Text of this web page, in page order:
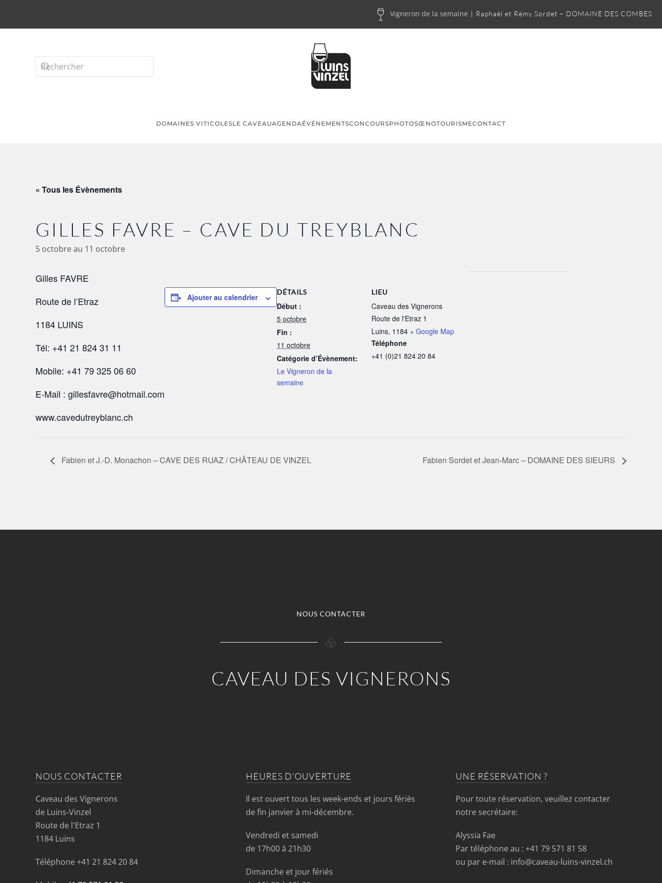
Passer au contenu principal
Vigneron de la semaine | Raphaël et Rémy Sordet – DOMAINE DES COMBES
DOMAINES VITICOLESLE CAVEAUAGENDAÉVÉNEMENTSCONCOURSPHOTOSŒNOTOURISMECONTACT
« Tous les Évènements
GILLES FAVRE – CAVE DU TREYBLANC
5 octobreau 11 octobre
Gilles FAVRE
Route de l’Etraz
1184 LUINS
Tél: +41 21 824 31 11
Mobile: +41 79 325 06 60
E-Mail : gillesfavre@hotmail.com
www.cavedutreyblanc.ch
Ajouter au calendrier
DÉTAILS
Début :
5 octobre
Fin :
11 octobre
Catégorie d’Évènement:
Le Vigneron de la
semaine
LIEU
Caveau des Vignerons
Route de l'Etraz 1
Luins, 1184 + Google Map
Téléphone
+41 (0)21 824 20 84
Fabien et J.-D. Monachon – CAVE DES RUAZ / CHÂTEAU DE VINZEL Fabien Sordet et Jean-Marc – DOMAINE DES SIEURS
NOUS CONTACTER
CAVEAU DES VIGNERONS
NOUS CONTACTER
Caveau des Vignerons
de Luins-Vinzel
Route de l'Etraz 1
1184 Luins
Téléphone +41 21 824 20 84
HEURES D'OUVERTURE
Il est ouvert tous les week-ends et jours fériés
de fin janvier à mi-décembre.
Vendredi et samedi
de 17h00 à 21h30
Dimanche et jour fériés
UNE RÉSERVATION ?
Pour toute réservation, veuillez contacter
notre secrétaire:
Alyssia Fae
Par téléphone au : +41 79 571 81 58
ou par e-mail : info@caveau-luins-vinzel.ch